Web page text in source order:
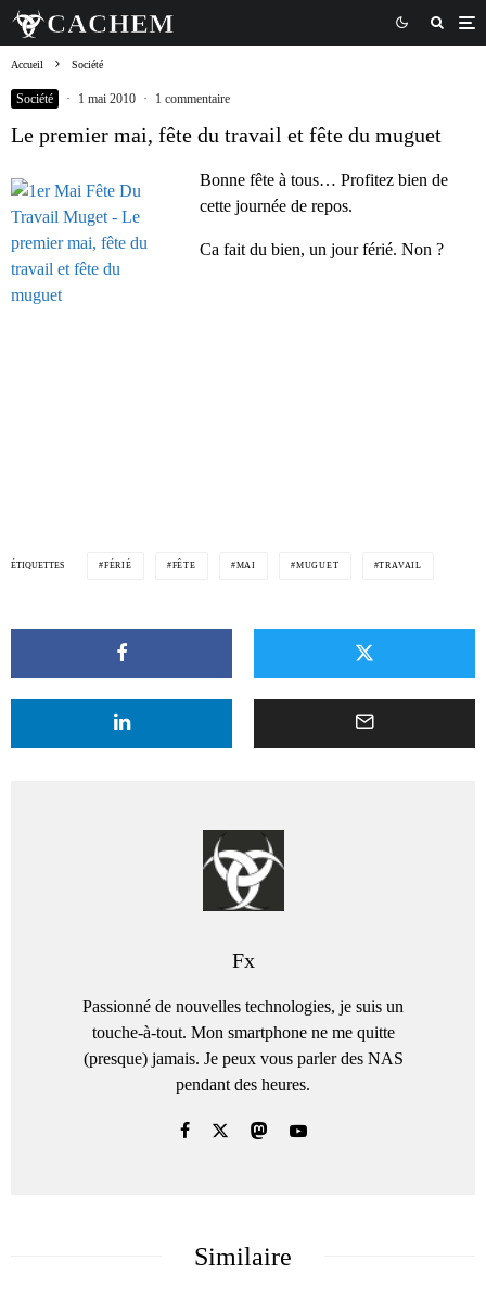
Accueil Société
Société · 1 mai 2010 · 1 commentaire
Le premier mai, fête du travail et fête du muguet
Bonne fête à tous… Profitez bien de
cette journée de repos.
Ca fait du bien, un jour férié. Non ?
ÉTIQUETTES FÉRIÉ FÊTE MAI MUGUET TRAVAIL
Fx
Passionné de nouvelles technologies, je suis un
touche-à-tout. Mon smartphone ne me quitte
(presque) jamais. Je peux vous parler des NAS
pendant des heures.
Similaire